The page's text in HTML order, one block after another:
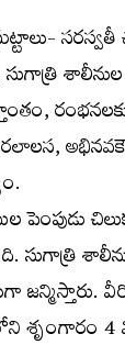
సరస్వతీ
పెంపుడు
సుగాత్రి
జన్మిస్తారు.
శృంగారం 4